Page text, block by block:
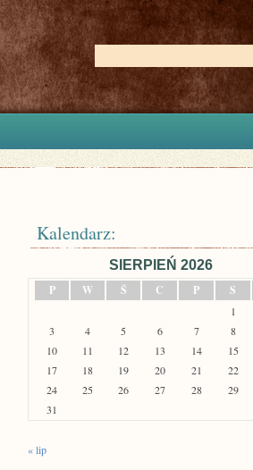
Kalendarz:
SIERPIEŃ 2026
P
W Ś C P S
1
3
4 5 6 7 8
10
11 12 13 14 15
17
18 19 20 21 22
24
25 26 27 28 29
31
« lip